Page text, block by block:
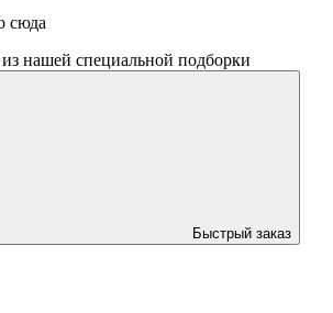
сюда
нашей специальной подборки
Быстрый заказ